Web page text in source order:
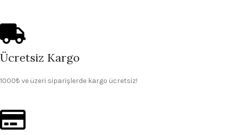
Ücretsiz Kargo
1000₺ ve üzeri siparişlerde kargo ücretsiz!